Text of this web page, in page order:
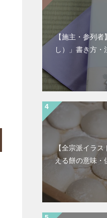
【施主・参列者
し）」書き方
【全宗派イラ
える餅の意味・